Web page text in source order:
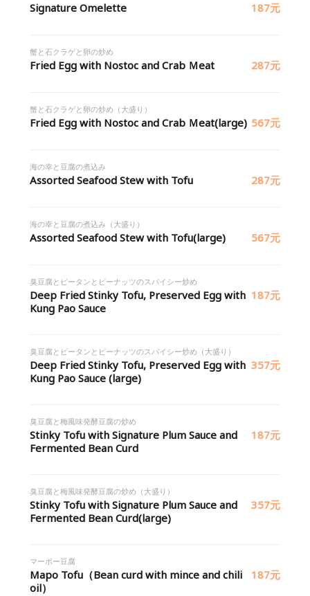
Signature Omelette 187元
蟹と石クラゲと卵の炒め
Fried Egg with Nostoc and Crab Ｍeat 287元
蟹と石クラゲと卵の炒め（大盛り）
Fried Egg with Nostoc and Crab Ｍeat(large) 567元
海の幸と豆腐の煮込み
Assorted Seafood Stew with Tofu 287元
海の幸と豆腐の煮込み（大盛り）
Assorted Seafood Stew with Tofu(large) 567元
臭豆腐とピータンとピーナッツのスパイシー炒め
Deep Fried Stinky Tofu, Preserved Egg with
Kung Pao Sauce
187元
臭豆腐とピータンとピーナッツのスパイシー炒め（大盛り）
Deep Fried Stinky Tofu, Preserved Egg with
Kung Pao Sauce (large)
357元
臭豆腐と梅風味発酵豆腐の炒め
Stinky Tofu with Signature Plum Sauce and
Fermented Bean Curd
187元
臭豆腐と梅風味発酵豆腐の炒め（大盛り）
Stinky Tofu with Signature Plum Sauce and
Fermented Bean Curd(large)
357元
マーボー豆腐
Mapo Tofu（Bean curd with mince and chili
oil）
187元